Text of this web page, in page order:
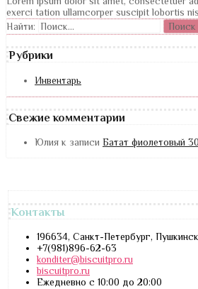
exerci tation ullamcorper suscipit lobortis
Найти:
Рубрики
Инвентарь
Свежие комментарии
Юлияк записи Батат фиолетовый
Контакты
196634, Санкт-Петербург,
+7(981)896-62-63
konditer@biscuitpro.ru
biscuitpro.ru
Ежедневно с 10:00 до 20:00